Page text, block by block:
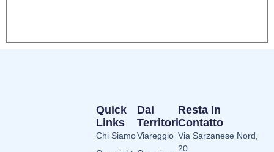
Dai
Territori
Viareggio
Quick
Links
Chi Siamo
Resta In
Contatto
Via Sarzanese Nord,
20